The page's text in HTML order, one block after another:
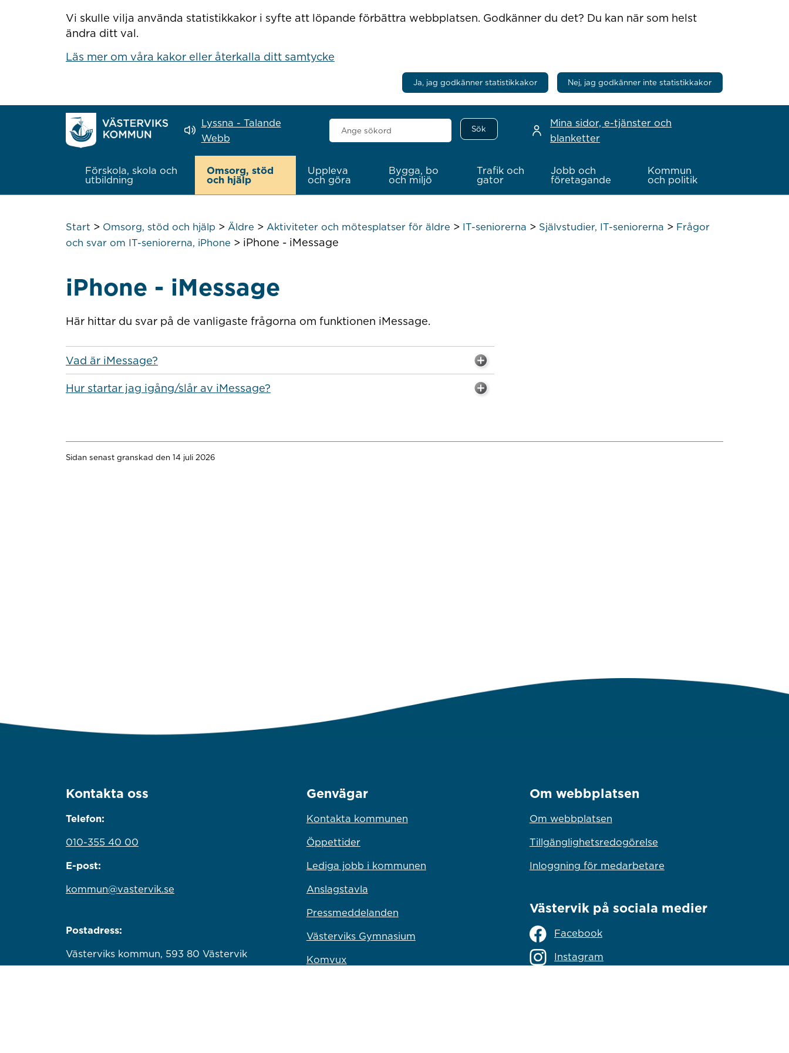
Vi skulle vilja använda statistikkakor i syfte att löpande förbättra webbplatsen. Godkänner du det? Du kan när som helst
ändra ditt val.
Läs mer om våra kakor eller återkalla ditt samtycke
Ja, jag godkänner statistikkakor Nej, jag godkänner inte statistikkakor
Lyssna - Talande
Webb
Sök
här
Mina sidor, e-tjänster och
blanketter
Förskola, skola och
utbildning
Omsorg, stöd
och hjälp
Uppleva
och göra
Bygga, bo
och miljö
Trafik och
gator
Jobb och
företagande
Kommun
och politik
Start > Omsorg, stöd och hjälp > Äldre > Aktiviteter och mötesplatser för äldre > IT-seniorerna > Självstudier, IT-seniorerna > Frågor
och svar om IT-seniorerna, iPhone > iPhone - iMessage
iPhone - iMessage
Här hittar du svar på de vanligaste frågorna om funktionen iMessage.
Vad är iMessage?
Hur startar jag igång/slår av iMessage?
Sidan senast granskad den 14 juli 2026
Kontakta oss
Telefon:
010-355 40 00
E-post:
kommun@vastervik.se
Postadress:
Västerviks kommun, 593 80 Västervik
Genvägar
Kontakta kommunen
Öppettider
Lediga jobb i kommunen
Anslagstavla
Pressmeddelanden
Västerviks Gymnasium
Komvux
Om webbplatsen
Om webbplatsen
Tillgänglighetsredogörelse
Inloggning för medarbetare
Västervik på sociala medier
Facebook
Instagram